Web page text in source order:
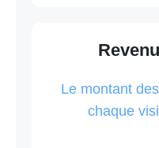
Le montant
chaque